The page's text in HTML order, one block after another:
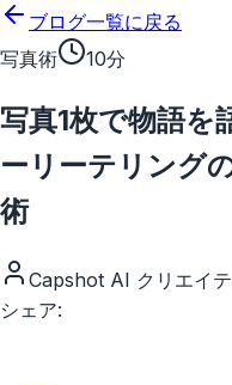
メインコンテンツにスキッ
ブログ一覧に戻る
写真術
10分
写真1枚で物語を
ーリーテリング
術
Capshot AI クリエイ
シェア: